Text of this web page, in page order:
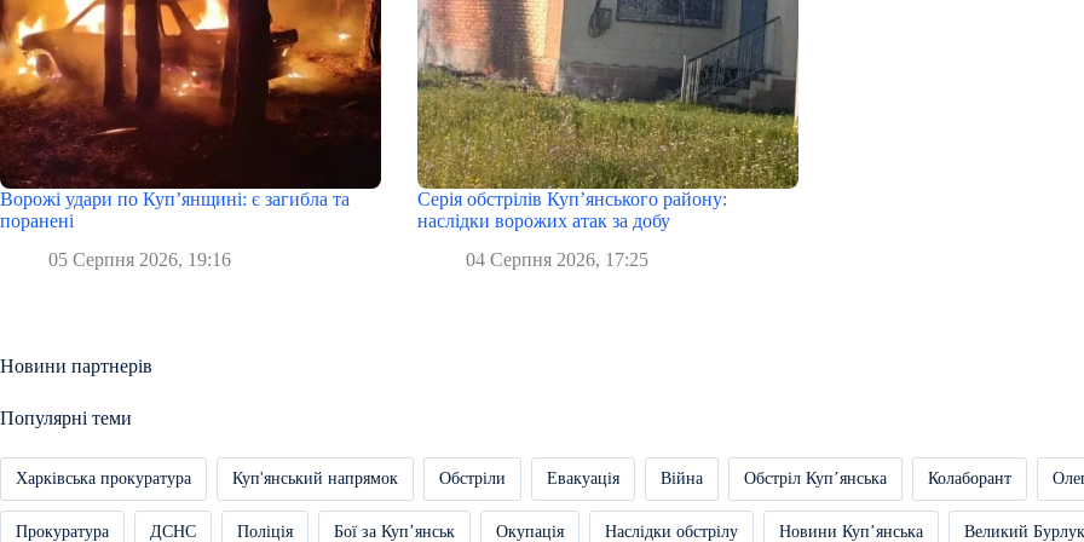
Ворожі удари по Куп’янщині: є загибла та
поранені
05 Серпня 2026, 19:16
Серія обстрілів Куп’янського району:
наслідки ворожих атак за добу
04 Серпня 2026, 17:25
Новини партнерів
Популярні теми
Харківська прокуратура Куп'янський напрямок Обстріли Евакуація Війна Обстріл Купʼянська Колаборант
Прокуратура ДСНС Поліція Бої за Купʼянськ Окупація Наслідки обстрілу Новини Купʼянська Великий Бурлук